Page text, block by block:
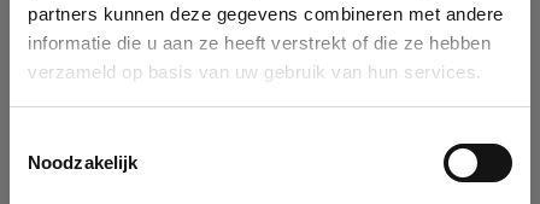
partners kunnen deze gegevens combineren met andere
informatie die u aan ze heeft verstrekt of die ze hebben
verzameld op basis van uw gebruik van hun services.
Noodzakelijk
You can search a company in our database by name, VAT or
enterprise ID. When a company is selected it will auto-complete the
form. If you don't find your company in our database, you can create
Ok